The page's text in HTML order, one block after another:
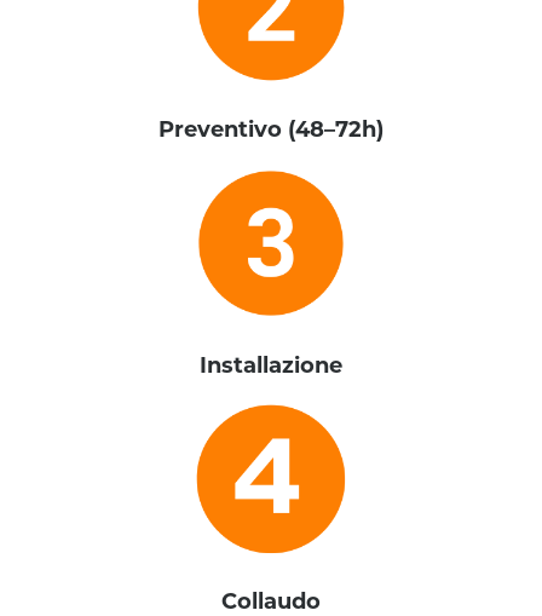
Preventivo (48–72h)
Installazione
Collaudo